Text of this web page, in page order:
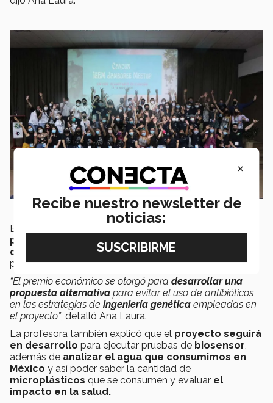
El equipo del campus Estado de México
premio al inicio de la competencia de 2 mil 500
dólares
por parte de iGEM para el desarrollo del
proyecto.
“El premio económico se otorgó para desarrollar una
propuesta alternativa para evitar el uso de antibióticos
en las estrategias de ingeniería genética empleadas en
el proyecto”, detalló Ana Laura.
La profesora también explicó que el proyecto seguirá
en desarrollo para ejecutar pruebas de biosensor,
además de analizar el agua que consumimos en
México y así poder saber la cantidad de
microplásticos que se consumen y evaluar el
impacto en la salud.
×
Recibe nuestro newsletter de
noticias: